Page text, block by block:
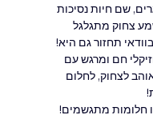
שם חיות נסיכות
צחוק מתגלגל
תחזור גם היא!
חם ומרגש עם
לצחוק, לחלום
חלומות מתגשמים!